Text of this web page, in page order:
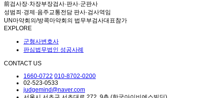
前검사장·차장부장검사·판사·군판사
성범죄·경제·음주교통전담 판사·검사역임
UN마약회의/방콕마약회의 법무부검사대표참가
EXPLORE
군형사변호사
판심법무법인 성공사례
CONTACT US
1660-0722 010-8702-0200
02-523-0533
judgemind@naver.com